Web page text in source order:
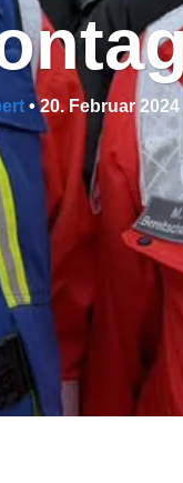
•20. Februar 2024